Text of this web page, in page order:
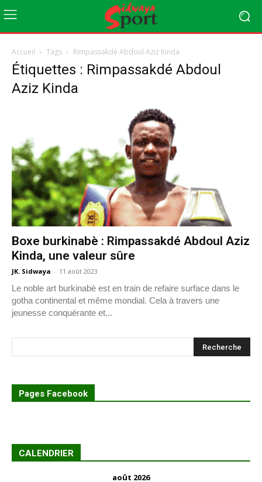
Accueil Tags Rimpassakdé Abdoul Aziz Kinda
Étiquettes : Rimpassakdé Abdoul
Aziz Kinda
Boxe burkinabè : Rimpassakdé Abdoul Aziz
Kinda, une valeur sûre
JK. Sidwaya - 11 août 2023
Le noble art burkinabè est en train de refaire surface dans le
gotha continental et même mondial. Cela à travers une
jeunesse conquérante et...
Pages Facebook
CALENDRIER
août 2026